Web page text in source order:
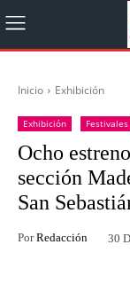
Inicio Exhibición
Exhibición Festivales
Ocho
sección
San
Por Redacción 30